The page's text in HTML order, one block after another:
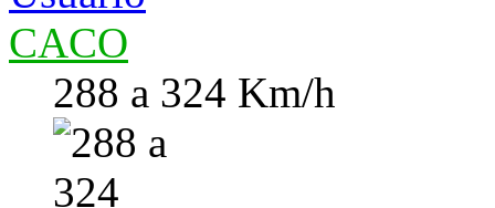
CACO
288 a 324 Km/h